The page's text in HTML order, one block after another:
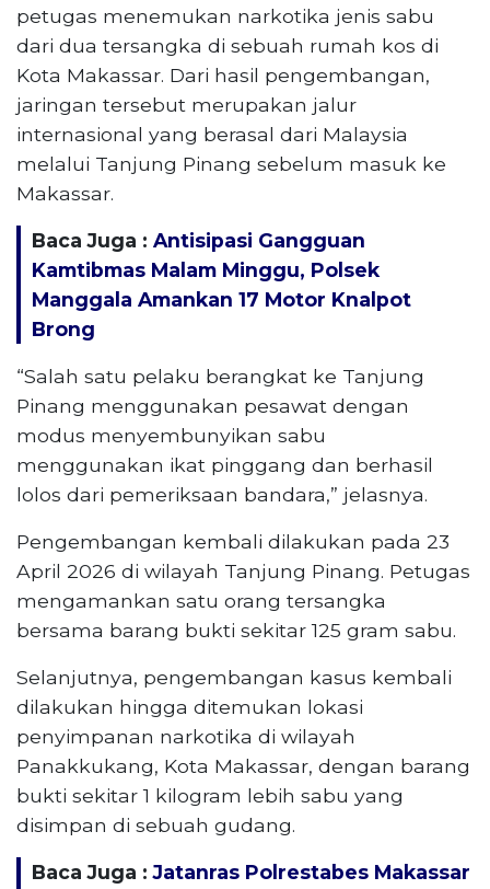
petugas menemukan narkotika jenis sabu
dari dua tersangka di sebuah rumah kos di
Kota Makassar. Dari hasil pengembangan,
jaringan tersebut merupakan jalur
internasional yang berasal dari Malaysia
melalui Tanjung Pinang sebelum masuk ke
Makassar.
Baca Juga : Antisipasi Gangguan
Kamtibmas Malam Minggu, Polsek
Manggala Amankan 17 Motor Knalpot
Brong
“Salah satu pelaku berangkat ke Tanjung
Pinang menggunakan pesawat dengan
modus menyembunyikan sabu
menggunakan ikat pinggang dan berhasil
lolos dari pemeriksaan bandara,” jelasnya.
Pengembangan kembali dilakukan pada 23
April 2026 di wilayah Tanjung Pinang. Petugas
mengamankan satu orang tersangka
bersama barang bukti sekitar 125 gram sabu.
Selanjutnya, pengembangan kasus kembali
dilakukan hingga ditemukan lokasi
penyimpanan narkotika di wilayah
Panakkukang, Kota Makassar, dengan barang
bukti sekitar 1 kilogram lebih sabu yang
disimpan di sebuah gudang.
Baca Juga :Jatanras Polrestabes Makassar